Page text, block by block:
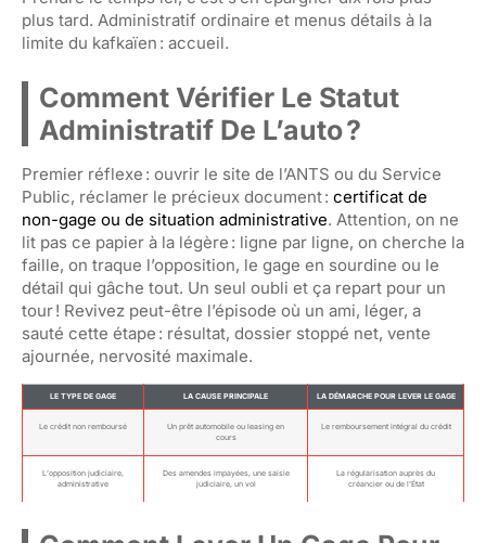
plus tard. Administratif ordinaire et menus détails à la
limite du kafkaïen : accueil.
Comment Vérifier Le Statut
Administratif De L’auto ?
Premier réflexe : ouvrir le site de l’ANTS ou du Service
Public, réclamer le précieux document : certificat de
non-gage ou de situation administrative. Attention, on ne
lit pas ce papier à la légère : ligne par ligne, on cherche la
faille, on traque l’opposition, le gage en sourdine ou le
détail qui gâche tout. Un seul oubli et ça repart pour un
tour ! Revivez peut-être l’épisode où un ami, léger, a
sauté cette étape : résultat, dossier stoppé net, vente
ajournée, nervosité maximale.
LE TYPE DE GAGE LA CAUSE PRINCIPALE LA DÉMARCHE POUR LEVER LE GAGE
Le crédit non remboursé
Un prêt automobile ou leasing en
cours
Le remboursement intégral du crédit
L’opposition judiciaire,
administrative
Des amendes impayées, une saisie
judiciaire, un vol
La régularisation auprès du
créancier ou de l’État